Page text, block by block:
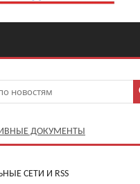
ДОКУМЕНТЫ
СЕТИ И RSS